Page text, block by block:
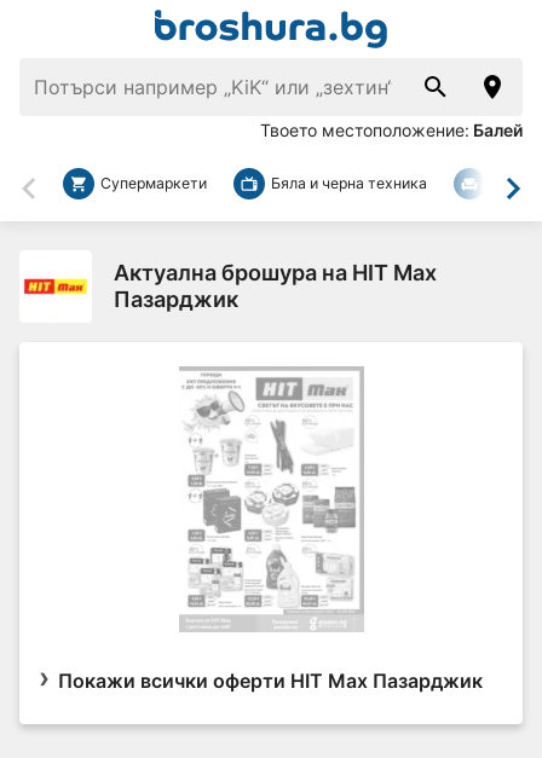
Твоето местоположение: Балей
Назад
Супермаркети Бяла и черна техника За
Актуална брошура на HIT Max
Пазарджик
Покажи всички оферти HIT Max Пазарджик